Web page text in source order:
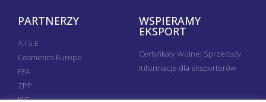
PARTNERZY
A.I.S.E
Cosmetics Europe
FEA
ZPP
KIG
WSPIERAMY
EKSPORT
Certyfikaty Wolnej Sprzedaży
Informacje dla eksporterów